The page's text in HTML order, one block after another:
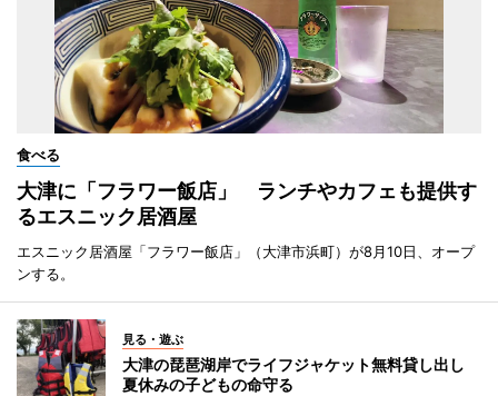
食べる
大津に「フラワー飯店」 ランチやカフェも提供す
るエスニック居酒屋
エスニック居酒屋「フラワー飯店」（大津市浜町）が8月10日、オープ
ンする。
見る・遊ぶ
大津の琵琶湖岸でライフジャケット無料貸し出し
夏休みの子どもの命守る